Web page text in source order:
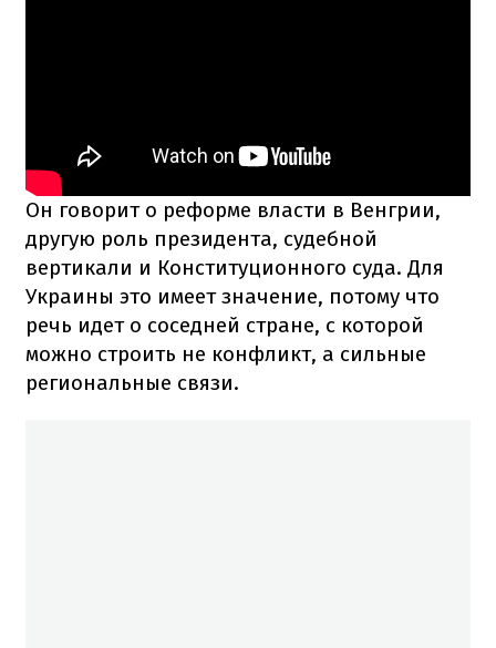
Он говорит о реформе власти в Венгрии,
другую роль президента, судебной
вертикали и Конституционного суда. Для
Украины это имеет значение, потому что
речь идет о соседней стране, с которой
можно строить не конфликт, а сильные
региональные связи.